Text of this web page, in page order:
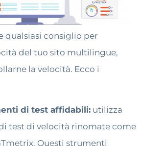
qualsiasi consiglio per
del tuo sito multilingue,
la velocità. Ecco i
di test affidabili: utilizza
test di velocità rinomate come
Questi strumenti